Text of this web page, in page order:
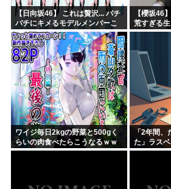
【日向坂46】 これは贅沢... バチ
バチにキメるモデルメンバーこ
ちら
【櫻坂46
荒すぎる
ワイジ毎日2kgの野菜と500gく
らいの肉食べたらこうなるｗｗ
ｗ
「2年間
た」ラス
のキーホ